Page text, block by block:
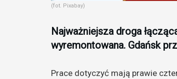
(fot. Pixabay)
Najważniejsza droga
wyremontowana. Gdańsk
Prace dotyczyć mają prawie